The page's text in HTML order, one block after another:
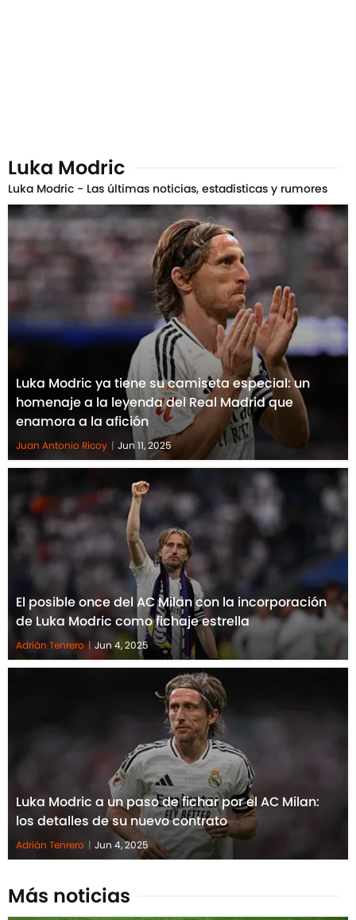
Luka Modric
Luka Modric - Las últimas noticias, estadísticas y rumores
Luka Modric ya tiene su camiseta especial: un
homenaje a la leyenda del Real Madrid que
enamora a la afición
Juan Antonio Ricoy | Jun 11, 2025
El posible once del AC Milan con la incorporación
de Luka Modric como fichaje estrella
Adrián Tenrero | Jun 4, 2025
Luka Modric a un paso de fichar por el AC Milan:
los detalles de su nuevo contrato
Adrián Tenrero | Jun 4, 2025
Más noticias